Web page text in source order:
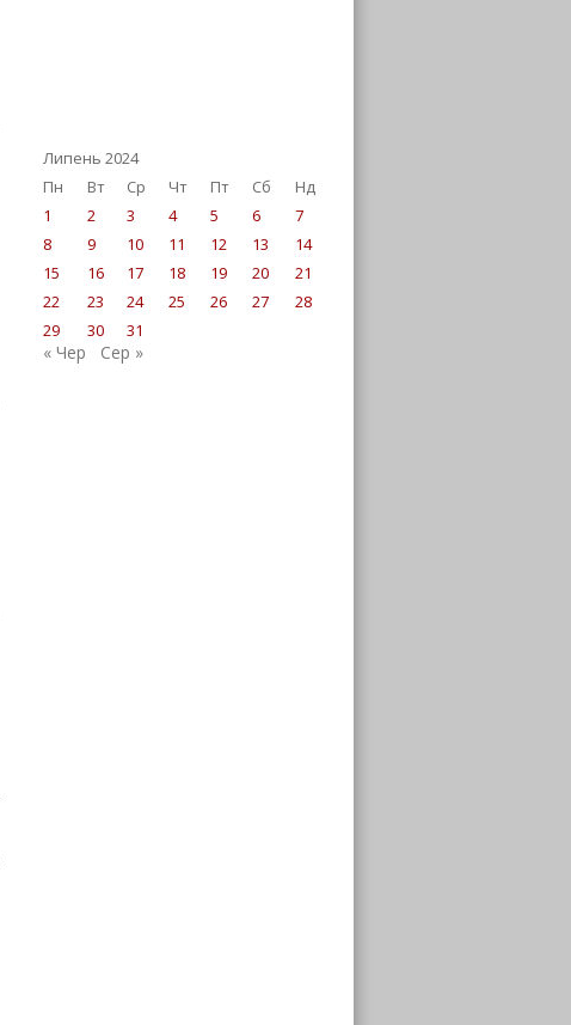
Липень 2024
Пн
Вт Ср Чт Пт Сб
Нд
1
2 3 4 5 6
7
8
9 10 11 12 13
14
15
16 17 18 19 20
21
22
23 24 25 26 27
28
29
30 31
« Чер Сер »